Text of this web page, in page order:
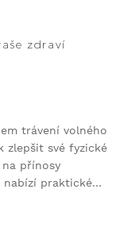
zdraví
trávení volného
zlepšit své fyzické
na přínosy
nabízí praktické